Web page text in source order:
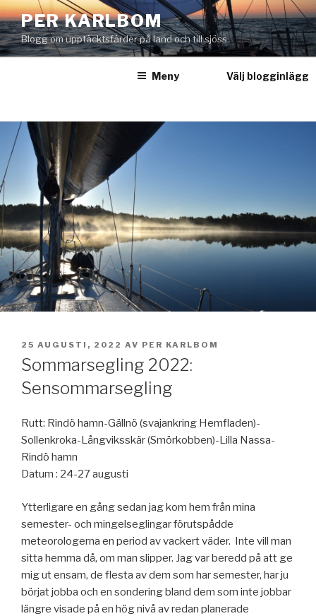
Hoppa
till
innehåll
PER KARLBOM
Blogg om upptäcktsfärder på land och till sjöss
Meny Välj blogginlägg
PUBLICERAT
25 AUGUSTI, 2022 AV PER KARLBOM
Sommarsegling 2022:
Sensommarsegling
Rutt: Rindö hamn-Gällnö (svajankring Hemfladen)-
Sollenkroka-Långviksskär (Smörkobben)-Lilla Nassa-
Rindö hamn
Datum : 24-27 augusti
Ytterligare en gång sedan jag kom hem från mina
semester- och mingelseglingar förutspådde
meteorologerna en period av vackert väder. Inte vill man
sitta hemma då, om man slipper. Jag var beredd på att ge
mig ut ensam, de flesta av dem som har semester, har ju
börjat jobba och en sondering bland dem som inte jobbar
längre visade på en hög nivå av redan planerade